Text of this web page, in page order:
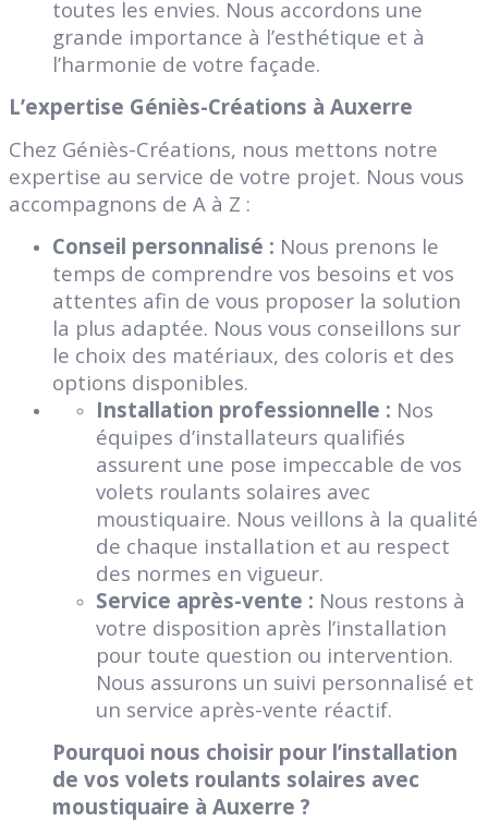
toutes les envies. Nous accordons une
grande importance à l’esthétique et à
l’harmonie de votre façade.
L’expertise Géniès-Créations à Auxerre
Chez Géniès-Créations, nous mettons notre
expertise au service de votre projet. Nous vous
accompagnons de A à Z :
Conseil personnalisé : Nous prenons le
temps de comprendre vos besoins et vos
attentes afin de vous proposer la solution
la plus adaptée. Nous vous conseillons sur
le choix des matériaux, des coloris et des
options disponibles.
Installation professionnelle : Nos
équipes d’installateurs qualifiés
assurent une pose impeccable de vos
volets roulants solaires avec
moustiquaire. Nous veillons à la qualité
de chaque installation et au respect
des normes en vigueur.
Service après-vente : Nous restons à
votre disposition après l’installation
pour toute question ou intervention.
Nous assurons un suivi personnalisé et
un service après-vente réactif.
Pourquoi nous choisir pour l’installation
de vos volets roulants solaires avec
moustiquaire à Auxerre ?